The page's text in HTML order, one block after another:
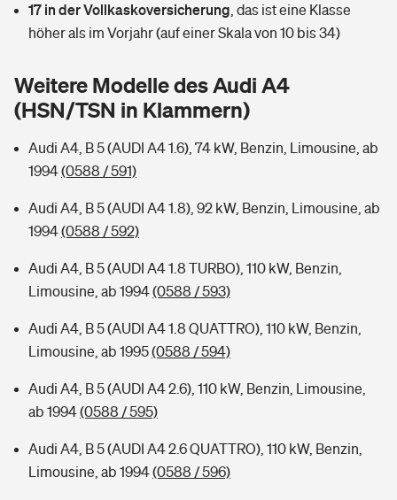
Hochwasser-Check: Wie gefährdet ist Ihr Haus?
Wer versichert was: Jetzt Versicherer finden
Sie haben Fragen?
Private Cyberversicherung
Musikinstrumentenversicherung
Zur Übersicht
Tools
Kinderunfall-Check: Mehr Sicherheit für deine Kids
Sie haben Fragen?
Wer versichert was: Jetzt Versicherer finden
Sie haben Fragen?
Rentenrechner: Wie viel Geld bekomme ich im Alter?
17 in der Vollkaskoversicherung das ist eine Klasse
höher als im Vorjahr (auf einer Skala von 10 bis 34)
Weitere Modelle des Audi A4
(HSN/TSN in Klammern)
Audi A4, B 5 (AUDI A4 1.6), 74 kW, Benzin, Limousine, ab
1994(0588 / 591)
Audi A4, B 5 (AUDI A4 1.8), 92 kW, Benzin, Limousine, ab
1994(0588 / 592)
Audi A4, B 5 (AUDI A4 1.8 TURBO), 110 kW, Benzin,
Limousine, ab 1994(0588 / 593)
Audi A4, B 5 (AUDI A4 1.8 QUATTRO), 110 kW, Benzin,
Limousine, ab 1995(0588 / 594)
Audi A4, B 5 (AUDI A4 2.6), 110 kW, Benzin, Limousine,
ab 1994(0588 / 595)
Audi A4, B 5 (AUDI A4 2.6 QUATTRO), 110 kW, Benzin,
Limousine, ab 1994(0588 / 596)